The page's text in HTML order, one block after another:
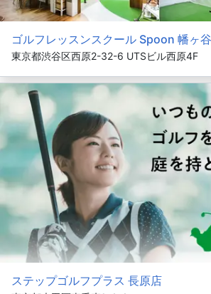
ゴルフレッスンスクール Spoon 幡ヶ
東京都渋谷区西原2-32-6 UTSビル西原4F
ステップゴルフプラス 長原店